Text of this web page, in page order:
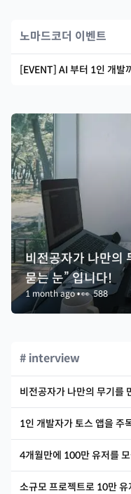
노마드코더 이벤트
[EVENT] AI 부터 1인 개발
비전공자가 나만의
묻는 눈” 입니다!
1 month ago•👀588
# interview
비전공자가 나만의 무기를
1인 개발자가 토스 앱을 주
4개월만에 100만 유저를
소규모 프로젝트로 10만 유